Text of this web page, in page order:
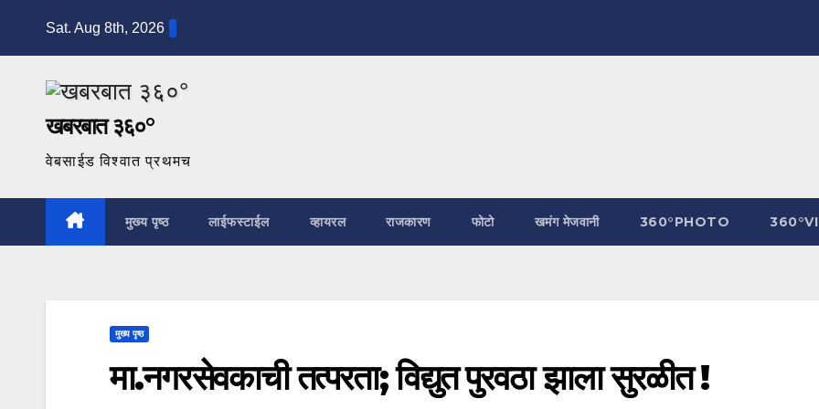
Sat. Aug 8th, 2026
खबरबात ३६०°
वेबसाईड विश्वात प्रथमच
मुख्य पृष्ठ लाईफस्टाईल व्हायरल राजकारण फोटो खमंग मेजवानी 360°PHOTO
मुख्य पृष्ठ
मा.नगरसेवकाची तत्परता; विद्युत पुरवठा झाला सुरळीत !